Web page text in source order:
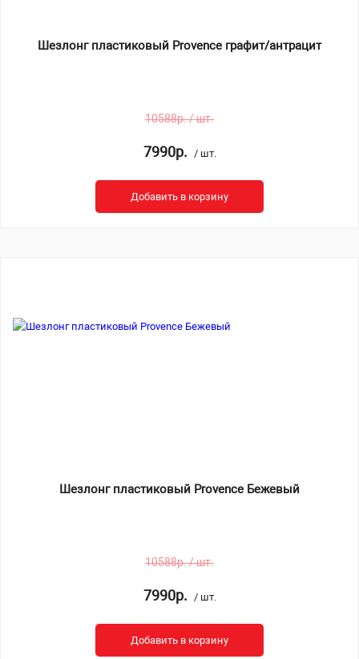
Шезлонг пластиковый Provence графит/антрацит
10588р. / шт.
7990р. / шт.
Добавить в корзину
Шезлонг пластиковый Provence Бежевый
10588р. / шт.
7990р. / шт.
Добавить в корзину